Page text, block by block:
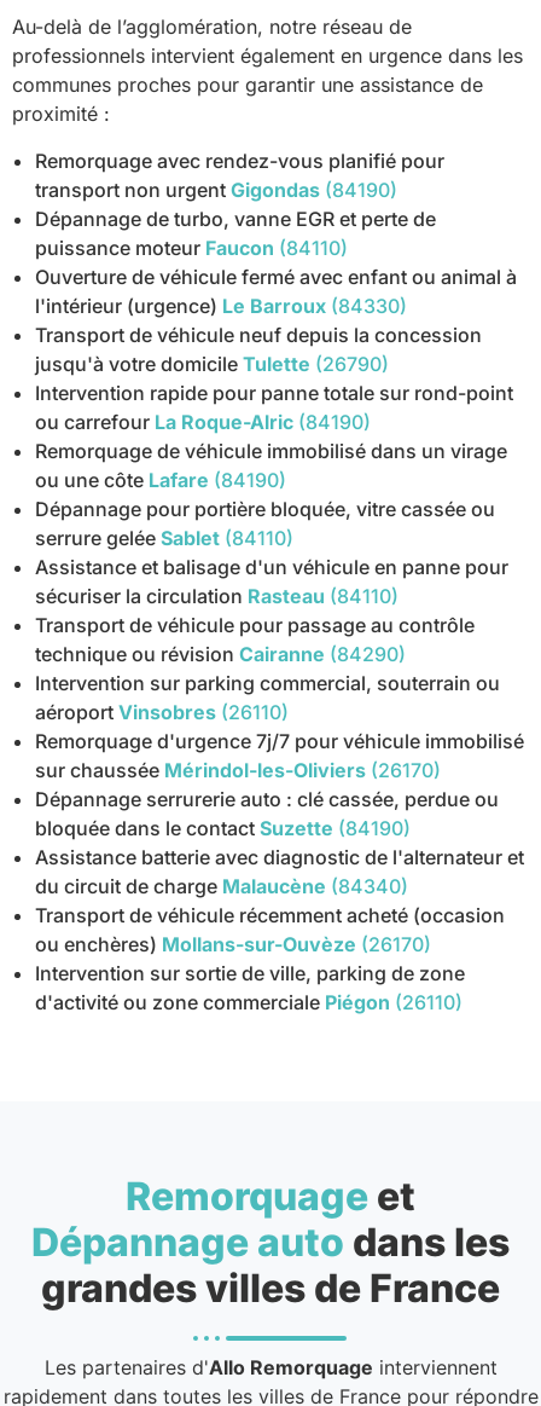
Au-delà de l’agglomération, notre réseau de
professionnels intervient également en urgence dans les
communes proches pour garantir une assistance de
proximité :
Remorquage avec rendez-vous planifié pour
transport non urgent Gigondas (84190)
Dépannage de turbo, vanne EGR et perte de
puissance moteur Faucon (84110)
Ouverture de véhicule fermé avec enfant ou animal à
l'intérieur (urgence) Le Barroux (84330)
Transport de véhicule neuf depuis la concession
jusqu'à votre domicile Tulette (26790)
Intervention rapide pour panne totale sur rond-point
ou carrefour La Roque-Alric (84190)
Remorquage de véhicule immobilisé dans un virage
ou une côte Lafare (84190)
Dépannage pour portière bloquée, vitre cassée ou
serrure gelée Sablet (84110)
Assistance et balisage d'un véhicule en panne pour
sécuriser la circulation Rasteau (84110)
Transport de véhicule pour passage au contrôle
technique ou révision Cairanne (84290)
Intervention sur parking commercial, souterrain ou
aéroport Vinsobres (26110)
Remorquage d'urgence 7j/7 pour véhicule immobilisé
sur chaussée Mérindol-les-Oliviers (26170)
Dépannage serrurerie auto : clé cassée, perdue ou
bloquée dans le contact Suzette (84190)
Assistance batterie avec diagnostic de l'alternateur et
du circuit de charge Malaucène (84340)
Transport de véhicule récemment acheté (occasion
ou enchères) Mollans-sur-Ouvèze (26170)
Intervention sur sortie de ville, parking de zone
d'activité ou zone commerciale Piégon (26110)
Remorquage et
Dépannage auto dans les
grandes villes de France
Les partenaires d'Allo Remorquage interviennent
rapidement dans toutes les villes de France pour répondre